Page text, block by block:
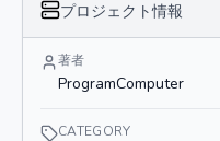
プロジェクト情報
著者
ProgramComputer
CATEGORY